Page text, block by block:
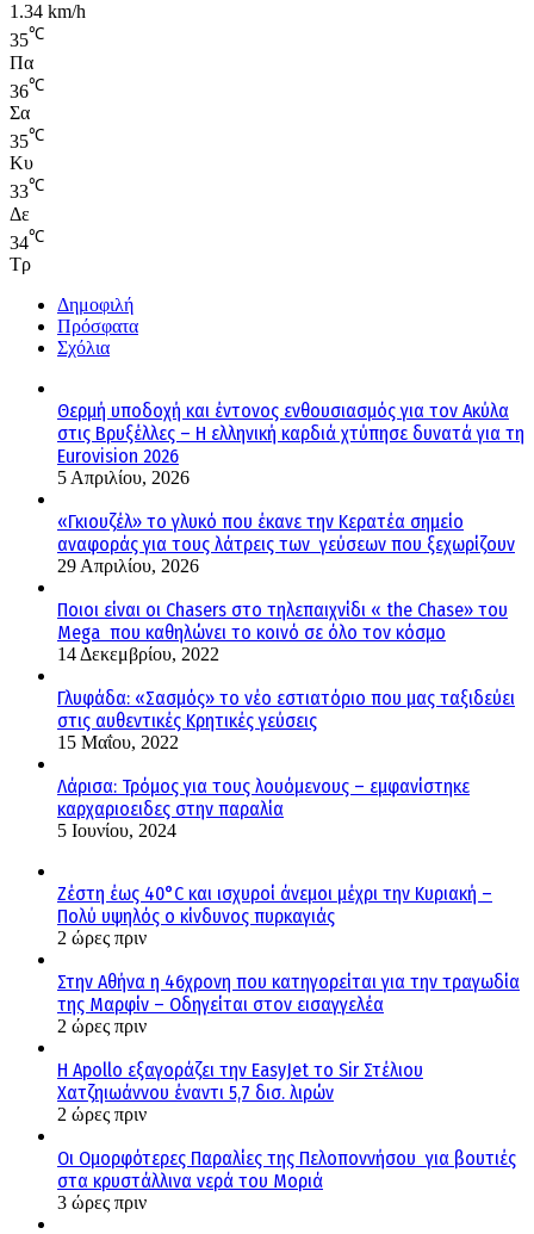
1.34 km/h
35℃
Πα
36℃
Σα
35℃
Κυ
33℃
Δε
34℃
Τρ
Δημοφιλή
Πρόσφατα
Σχόλια
Θερμή υποδοχή και έντονος ενθουσιασμός για τον Ακύλα
στις Βρυξέλλες – Η ελληνική καρδιά χτύπησε δυνατά για τη
Eurovision 2026
5 Απριλίου, 2026
«Γκιουζέλ» το γλυκό που έκανε την Κερατέα σημείο
αναφοράς για τους λάτρεις των γεύσεων που ξεχωρίζουν
29 Απριλίου, 2026
Ποιοι είναι οι Chasers στο τηλεπαιχνίδι « the Chase» του
Mega που καθηλώνει το κοινό σε όλο τον κόσμο
14 Δεκεμβρίου, 2022
Γλυφάδα: «Σασμός» το νέο εστιατόριο που μας ταξιδεύει
στις αυθεντικές Κρητικές γεύσεις
15 Μαΐου, 2022
Λάρισα: Τρόμος για τους λουόμενους – εμφανίστηκε
καρχαριοειδες στην παραλία
5 Ιουνίου, 2024
Ζέστη έως 40°C και ισχυροί άνεμοι μέχρι την Κυριακή –
Πολύ υψηλός ο κίνδυνος πυρκαγιάς
2 ώρες πριν
Στην Αθήνα η 46χρονη που κατηγορείται για την τραγωδία
της Μαρφίν – Οδηγείται στον εισαγγελέα
2 ώρες πριν
Η Apollo εξαγοράζει την EasyJet το Sir Στέλιου
Χατζηιωάννου έναντι 5,7 δισ. λιρών
2 ώρες πριν
Οι Ομορφότερες Παραλίες της Πελοποννήσου για βουτιές
στα κρυστάλλινα νερά του Μοριά
3 ώρες πριν